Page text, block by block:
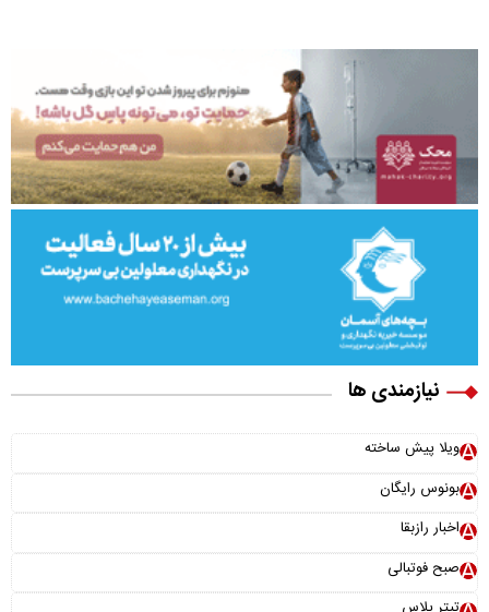
نیازمندی ها
ویلا پیش ساخته
بونوس رایگان
اخبار رازبقا
صبح فوتبالی